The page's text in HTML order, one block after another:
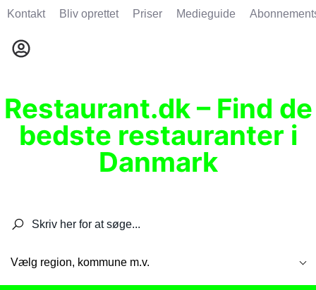
Kontakt Bliv oprettet Priser Medieguide
Restaurant.dk – Find de
bedste restauranter i
Danmark
Vælg region, kommune m.v.